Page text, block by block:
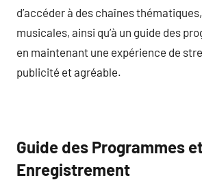
d’accéder à des chaînes
musicales, ainsi qu’à un guide des
en maintenant une expérience de
publicité et agréable.
Guide des Programmes
Enregistrement